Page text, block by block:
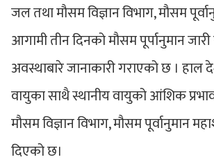
जल तथा मौसम विज्ञान विभाग, मौसम
आगामी तीन दिनको मौसम पूर्पानुमान
अवस्थाबारे जानाकारी गराएको छ । हाल
वायुका साथै स्थानीय वायुको आंशिक
मौसम विज्ञान विभाग, मौसम पूर्वानुमान
दिएको छ।